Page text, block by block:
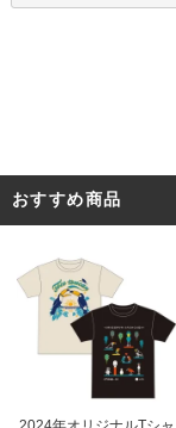
おすすめ商品